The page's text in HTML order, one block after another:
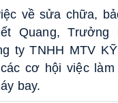
về sửa chữa,
Quang, Trưởng
ty TNHH MTV
cơ hội việc
bay.